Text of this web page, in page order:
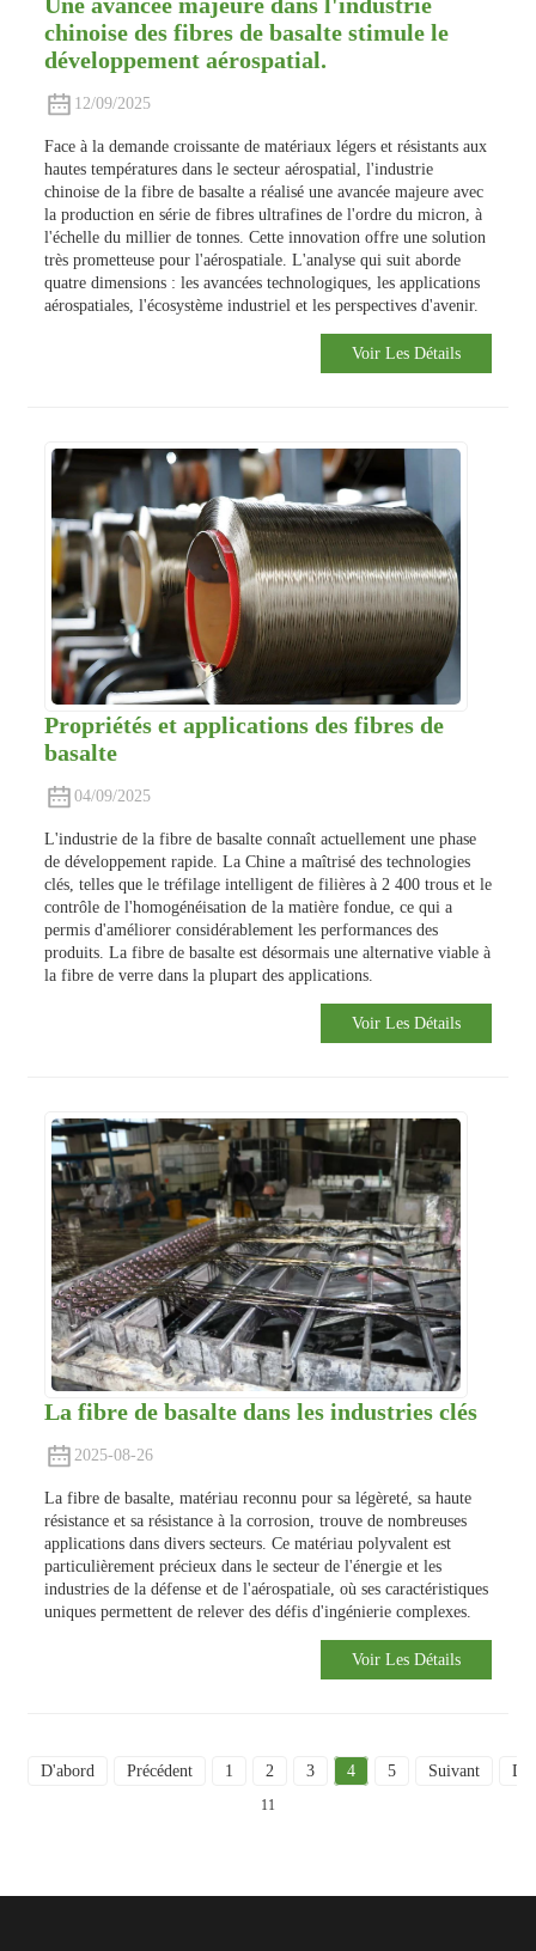
Une avancée majeure dans l'industrie
chinoise des fibres de basalte stimule le
développement aérospatial.
12/09/2025
Face à la demande croissante de matériaux légers et résistants aux
hautes températures dans le secteur aérospatial, l'industrie
chinoise de la fibre de basalte a réalisé une avancée majeure avec
la production en série de fibres ultrafines de l'ordre du micron, à
l'échelle du millier de tonnes. Cette innovation offre une solution
très prometteuse pour l'aérospatiale. L'analyse qui suit aborde
quatre dimensions : les avancées technologiques, les applications
aérospatiales, l'écosystème industriel et les perspectives d'avenir.
Voir Les Détails
Propriétés et applications des fibres de
basalte
04/09/2025
L'industrie de la fibre de basalte connaît actuellement une phase
de développement rapide. La Chine a maîtrisé des technologies
clés, telles que le tréfilage intelligent de filières à 2 400 trous et le
contrôle de l'homogénéisation de la matière fondue, ce qui a
permis d'améliorer considérablement les performances des
produits. La fibre de basalte est désormais une alternative viable à
la fibre de verre dans la plupart des applications.
Voir Les Détails
La fibre de basalte dans les industries clés
2025-08-26
La fibre de basalte, matériau reconnu pour sa légèreté, sa haute
résistance et sa résistance à la corrosion, trouve de nombreuses
applications dans divers secteurs. Ce matériau polyvalent est
particulièrement précieux dans le secteur de l'énergie et les
industries de la défense et de l'aérospatiale, où ses caractéristiques
uniques permettent de relever des défis d'ingénierie complexes.
Voir Les Détails
D'abord Précédent 1 2 3 4 5 Suivant
11